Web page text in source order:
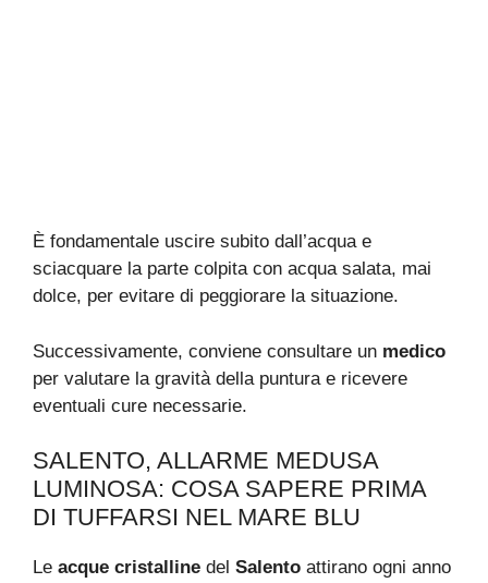
È fondamentale uscire subito dall’acqua e
sciacquare la parte colpita con acqua salata, mai
dolce, per evitare di peggiorare la situazione.
Successivamente, conviene consultare un medico
per valutare la gravità della puntura e ricevere
eventuali cure necessarie.
SALENTO, ALLARME MEDUSA
LUMINOSA: COSA SAPERE PRIMA
DI TUFFARSI NEL MARE BLU
Le acque cristalline del Salento attirano ogni anno